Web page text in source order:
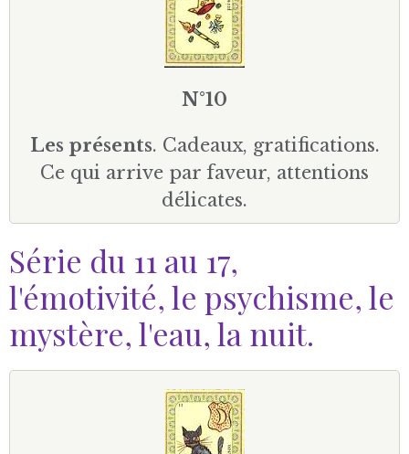
N°10
Les présents. Cadeaux, gratifications.
Ce qui arrive par faveur, attentions
délicates.
Série du 11 au 17,
l'émotivité, le psychisme, le
mystère, l'eau, la nuit.